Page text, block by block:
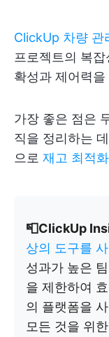
ClickUp 차량 관
프로젝트의 복
확성과 제어력
가장 좋은 점은
직을 정리하는
으로 재고 최적
📮ClickUp
상의 도구를
성과가 높은
을 제한하여
의 플랫폼을
모든 것을 위